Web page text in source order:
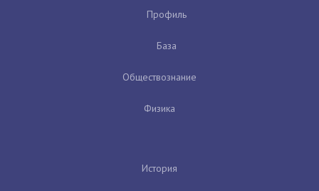
Профиль
База
Обществознание
Физика
История